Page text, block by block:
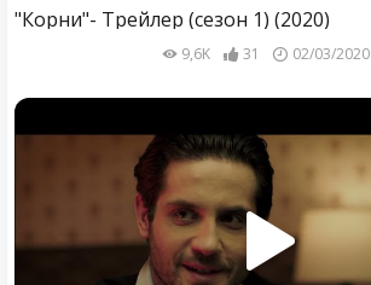
"Корни"- Трейлер (сезон 1) (2020)
9,6K 31 02/03/2020